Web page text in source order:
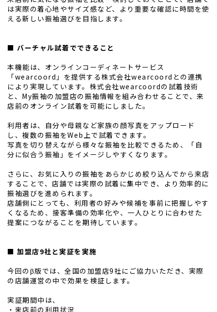
は実際の着心地やサイズ感など、より重要な確認に時間を使
える新しい振袖選びを目指します。
■ バーチャル試着でできること
本機能は、オンラインコーディネートサービス
「wearcoord」を提供する株式会社wearcoordとの連携
により実現しています。株式会社wearcoordの試着技術
と、My振袖の加盟店の振袖情報を組み合わせることで、来
店前のオンライン試着を可能にしました。
利用者は、自分や母親など家族の顔写真をアップロード
し、複数の振袖をWeb上で試着できます。
写真を切り替えながら様々な振袖を比較できるため、「自
分に似合う振袖」をイメージしやすくなります。
さらに、お気に入りの振袖をあらかじめ絞り込んでから来店
することで、店舗では実際の試着に集中でき、より効率的に
振袖選びを進められます。
店舗側にとっても、利用者の好みや候補を事前に把握しやす
くなるため、接客準備の効率化や、一人ひとりに合わせた
提案につながることを期待しています。
■ 加盟店9社と実証を実施
今回のβ版では、全国の加盟店9社にご協力いただき、実際
の店舗運営の中で効果を検証します。
実証期間中は、
・来店前の利用状況